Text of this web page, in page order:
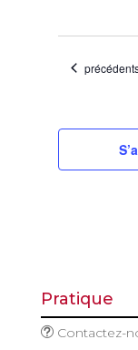
Pratique
Contactez-